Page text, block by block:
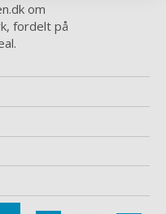
om
fordelt på